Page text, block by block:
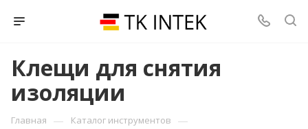
Клещи для снятия
изоляции
Главная — Каталог инструментов —